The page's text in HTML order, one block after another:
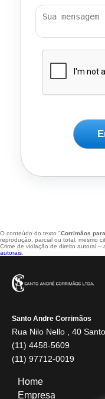
O conteúdo do texto "Corrimãos
reprodução, parcial ou total, mesmo
Crime de violação de direito autoral
autorais
Santo Andre Corrimãos
Rua Nilo Nello , 40
(11) 4458-5609
(11) 97712-0019
Home
Empresa